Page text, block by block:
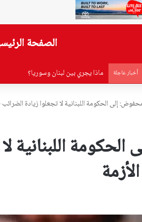
الصفحة
أخبار عاجلة ماذا يجري بين لبنان وسوريا؟
إلى الحكومة اللبنانية لا تجعلوا زيادة
اللبنانية